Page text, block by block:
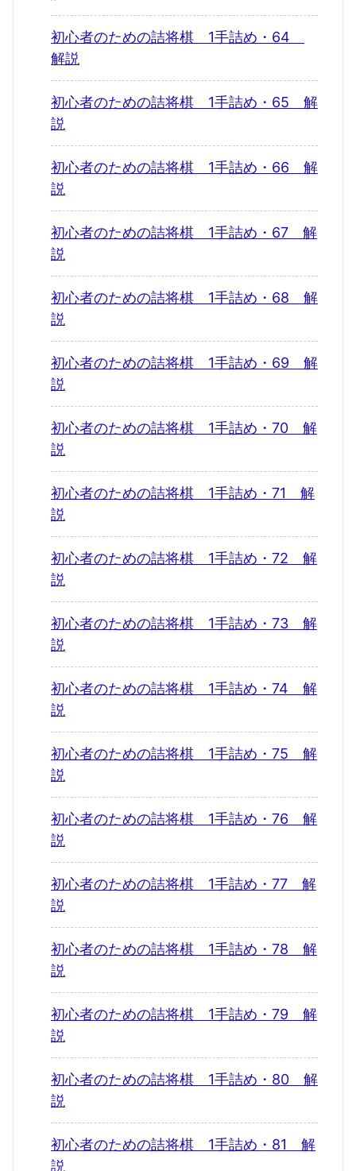
初心者のための詰将棋 1手詰め・64
解説
初心者のための詰将棋 1手詰め・65 解
説
初心者のための詰将棋 1手詰め・66 解
説
初心者のための詰将棋 1手詰め・67 解
説
初心者のための詰将棋 1手詰め・68 解
説
初心者のための詰将棋 1手詰め・69 解
説
初心者のための詰将棋 1手詰め・70 解
説
初心者のための詰将棋 1手詰め・71 解
説
初心者のための詰将棋 1手詰め・72 解
説
初心者のための詰将棋 1手詰め・73 解
説
初心者のための詰将棋 1手詰め・74 解
説
初心者のための詰将棋 1手詰め・75 解
説
初心者のための詰将棋 1手詰め・76 解
説
初心者のための詰将棋 1手詰め・77 解
説
初心者のための詰将棋 1手詰め・78 解
説
初心者のための詰将棋 1手詰め・79 解
説
初心者のための詰将棋 1手詰め・80 解
説
初心者のための詰将棋 1手詰め・81 解
説